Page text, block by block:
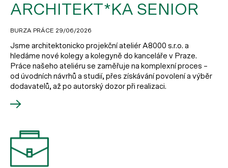
ARCHITEKT*KA SENIOR
BURZA PRÁCE 29/06/2026
Jsme architektonicko projekční ateliér A8000 s.r.o. a
hledáme nové kolegy a kolegyně do kanceláře v Praze.
Práce našeho ateliéru se zaměřuje na komplexní proces –
od úvodních návrhů a studií, přes získávání povolení a výběr
dodavatelů, až po autorský dozor při realizaci.